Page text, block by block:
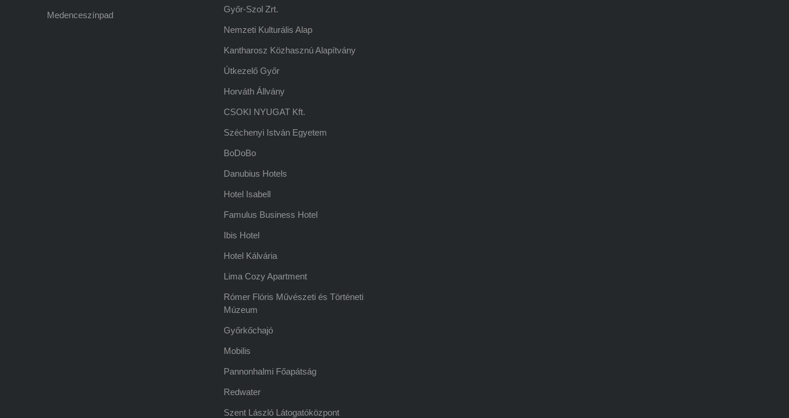
Medenceszínpad
Győr-Szol Zrt.
Nemzeti Kulturális Alap
Kantharosz Közhasznú Alapítvány
Útkezelő Győr
Horváth Állvány
CSOKI NYUGAT Kft.
Széchenyi István Egyetem
BoDoBo
Danubius Hotels
Hotel Isabell
Famulus Business Hotel
Ibis Hotel
Hotel Kálvária
Lima Cozy Apartment
Rómer Flóris Művészeti és Történeti
Múzeum
Győrkőchajó
Mobilis
Pannonhalmi Főapátság
Redwater
Szent László Látogatóközpont